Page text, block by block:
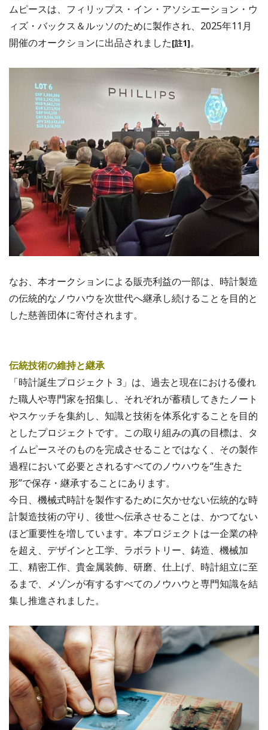
ムピースは、フィリップス・イン・アソシエーション・ウ
ィズ・バックス＆ルッソのために製作され、2025年11月
開催のオークションに出品されました[註1]。
なお、本オークションによる販売利益の一部は、時計製造
の伝統的なノウハウを次世代へ継承し続けることを目的と
した慈善団体に寄付されます。
伝統技術の維持と継承
「時計誕生プロジェクト 3」は、過去と現在における優れ
た職人や専門家を招集し、それぞれが蓄積してきたノート
やスケッチを集約し、知識と技術を体系化することを目的
としたプロジェクトです。この取り組みの真の目標は、タ
イムピースそのものを完成させることではなく、その製作
過程において必要とされるすべてのノウハウを“生きた
形”で保存・継承することにあります。
今日、機械式時計を製作するために欠かせない伝統的な時
計製造技術の守り、後世へ伝承させることは、かつてない
ほど重要性を増しています。本プロジェクトは一企業の枠
を超え、デザインと工学、ラボラトリー、鋳造、機械加
工、精密工作、貴金属装飾、研磨、仕上げ、時計組立に至
るまで、メゾンが有するすべてのノウハウと専門知識を結
集し推進されました。